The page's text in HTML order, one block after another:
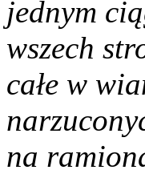
jednym
wszech
całe w
na